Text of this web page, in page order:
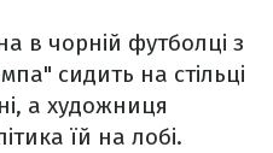
в чорній футболці з
сидить на стільці
а художниця
їй на лобі.